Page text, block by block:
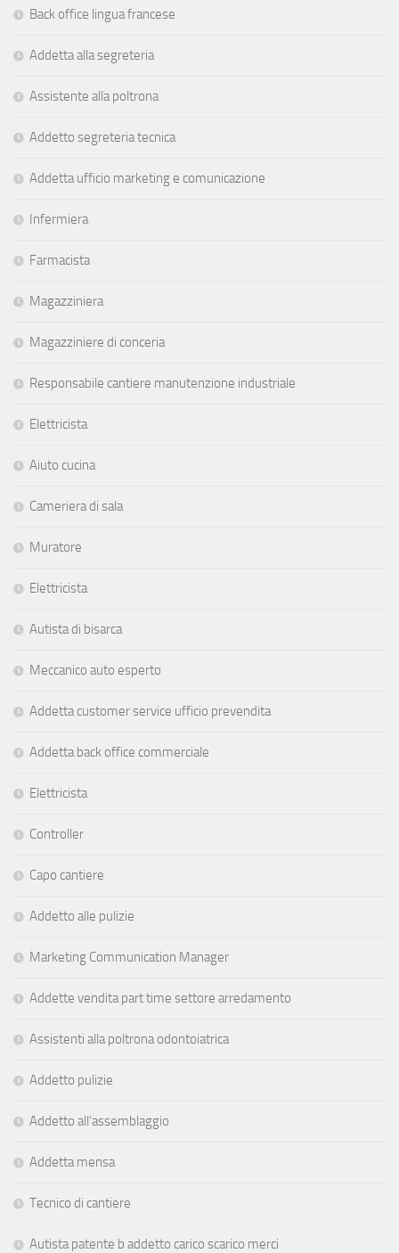
Back office lingua francese
Addetta alla segreteria
Assistente alla poltrona
Addetto segreteria tecnica
Addetta ufficio marketing e comunicazione
Infermiera
Farmacista
Magazziniera
Magazziniere di conceria
Responsabile cantiere manutenzione industriale
Elettricista
Aiuto cucina
Cameriera di sala
Muratore
Elettricista
Autista di bisarca
Meccanico auto esperto
Addetta customer service ufficio prevendita
Addetta back office commerciale
Elettricista
Controller
Capo cantiere
Addetto alle pulizie
Marketing Communication Manager
Addette vendita part time settore arredamento
Assistenti alla poltrona odontoiatrica
Addetto pulizie
Addetto all’assemblaggio
Addetta mensa
Tecnico di cantiere
Autista patente b addetto carico scarico merci